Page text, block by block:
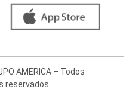
AMERICA – Todos
reservados